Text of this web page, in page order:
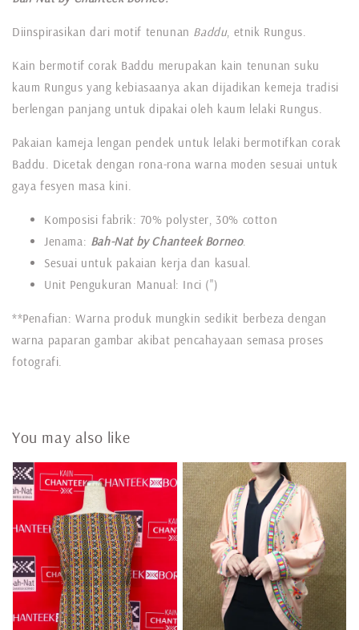
Diinspirasikan dari motif tenunan Baddu , etnik Rungus.
Kain bermotif corak Baddu merupakan kain tenunan suku
kaum Rungus yang kebiasaanya akan dijadikan kemeja tradisi
berlengan panjang untuk dipakai oleh kaum lelaki Rungus.
Pakaian kameja lengan pendek untuk lelaki bermotifkan corak
Baddu. Dicetak dengan rona-rona warna moden sesuai untuk
gaya fesyen masa kini.
Komposisi fabrik: 70% polyster, 30% cotton
Jenama: Bah-Nat by Chanteek Borneo.
Sesuai untuk pakaian kerja dan kasual.
Unit Pengukuran Manual: Inci (")
**Penafian: Warna produk mungkin sedikit berbeza dengan
warna paparan gambar akibat pencahayaan semasa proses
fotografi.
You may also like